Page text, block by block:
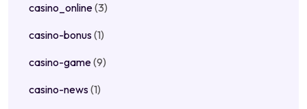
casino_online(3)
casino-bonus(1)
casino-game(9)
casino-news(1)